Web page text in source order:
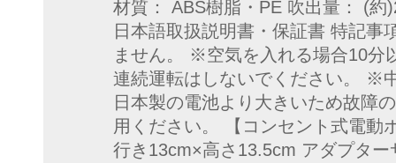
材質： ABS樹脂・PE 吹出量： (
日本語取扱説明書・保証書 特記
ません。 ※空気を入れる場合10分
連続運転はしないでください。 ※
日本製の電池より大きいため故障
用ください。 【コンセント式電動
行き13cm×高さ13.5cm アダプタ